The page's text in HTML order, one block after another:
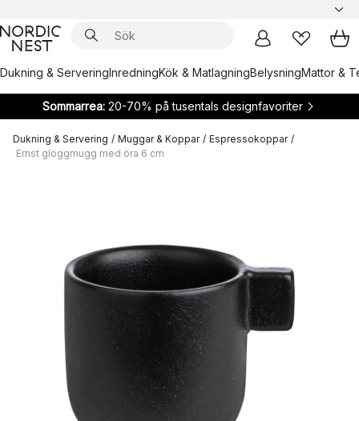
Dukning & ServeringInredningKök & MatlagningBelysningMattor &
Sommarrea:20-70% på tusentals designfavoriter
Dukning & Servering / Muggar & Koppar / Espressokoppar /
Ernst glöggmugg med öra 6 cm